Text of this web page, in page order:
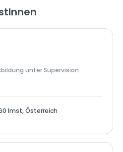
unter Supervision
Imst, Österreich